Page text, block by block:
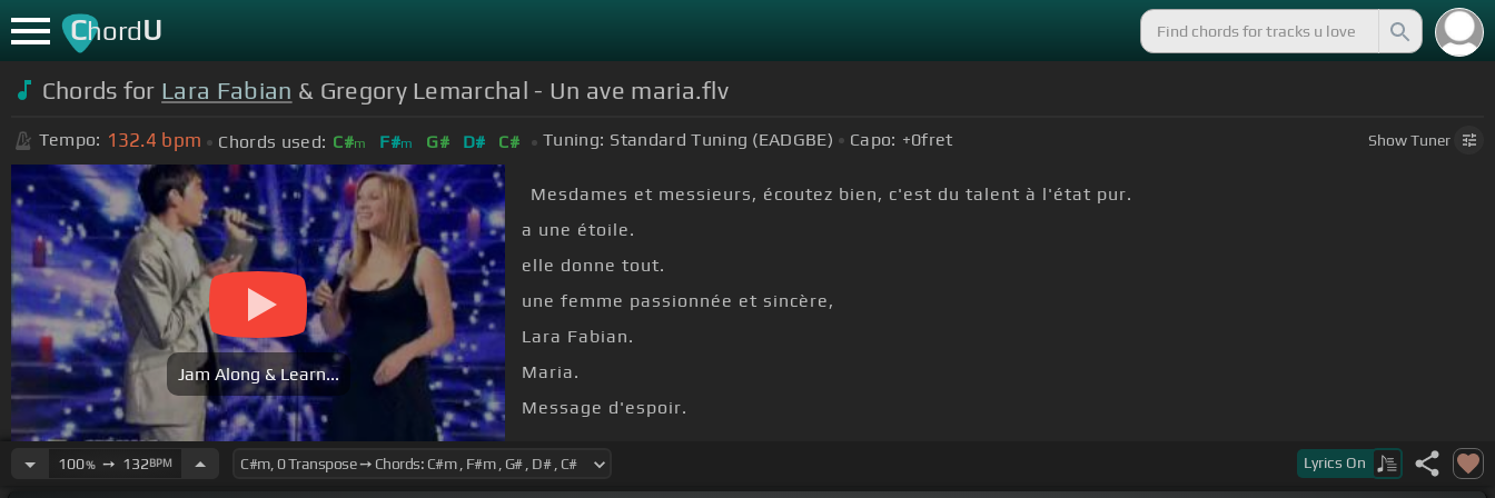
ChordU
Chords for Lara Fabian & Gregory Lemarchal - Un ave maria.flv
Tempo: 132.4 bpm Chords used: C#m F#m G# D# C# Tuning: Standard Tuning (EADGBE) Capo: +0fret ShowTuner
Jam Along & Learn...
Mesdames et messieurs, écoutez bien, c'est du talent à l'état pur.
a une étoile.
elle donne tout.
une femme passionnée et sincère,
Lara Fabian.
Maria.
Message d'espoir.
100%➙ 132BPM Lyrics On